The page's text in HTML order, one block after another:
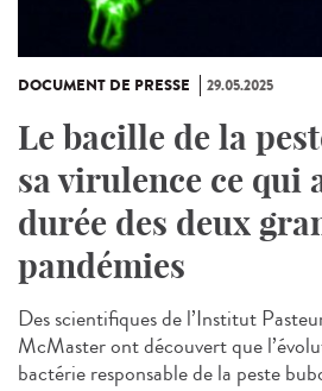
DOCUMENT DE PRESSE 29.05.2025
Le bacille de la
sa virulence ce qui
durée des deux
pandémies
Des scientifiques de l’Institut
McMaster ont découvert que
bactérie responsable de la peste